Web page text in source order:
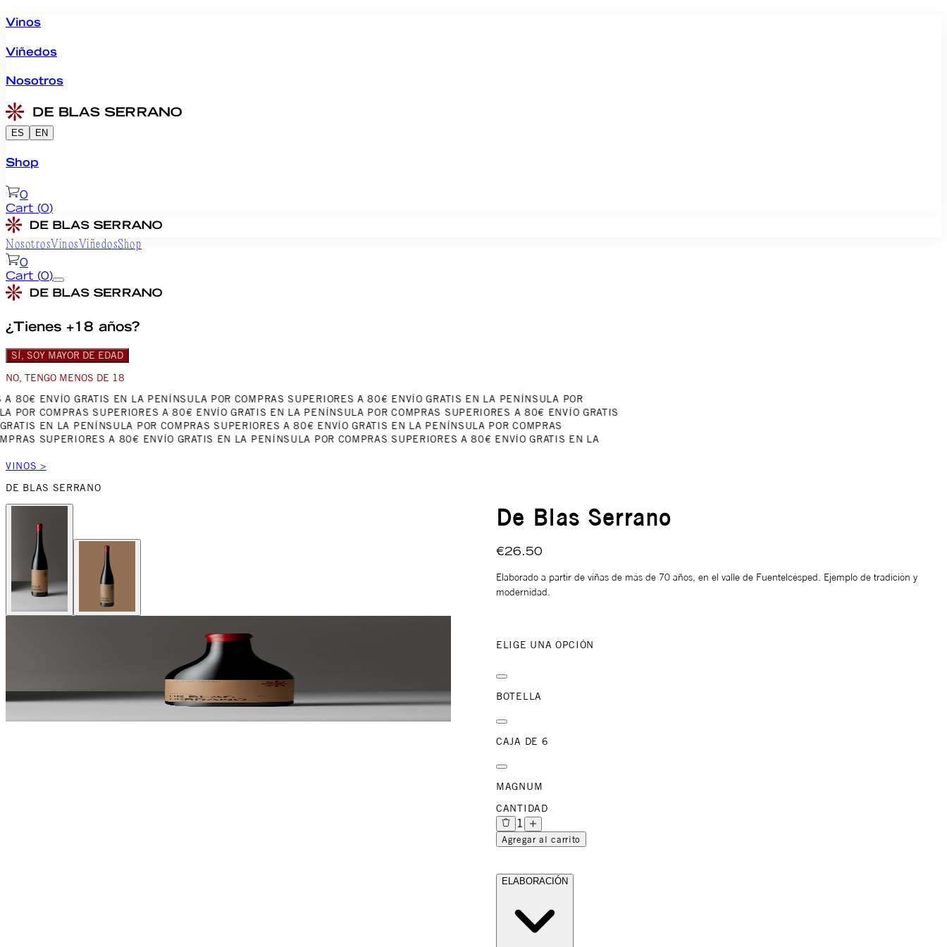
Vinos
Viñedos
Nosotros
ES EN
Shop
0
Cart (0)
NosotrosVinosViñedosShop
0
Cart (0)
¿Tienes +18 años?
SÍ, SOY MAYOR DE EDAD
NO, TENGO MENOS DE 18
A 80€ENVÍO GRATIS EN LA PENÍNSULA POR COMPRAS SUPERIORES A 80€ENVÍO GRATIS EN LA PENÍNSULA POR
POR COMPRAS SUPERIORES A 80€ENVÍO GRATIS EN LA PENÍNSULA POR COMPRAS SUPERIORES A 80€ENVÍO GRATIS
EN LA PENÍNSULA POR COMPRAS SUPERIORES A 80€ENVÍO GRATIS EN LA PENÍNSULA POR COMPRAS
SUPERIORES A 80€ENVÍO GRATIS EN LA PENÍNSULA POR COMPRAS SUPERIORES A 80€ENVÍO GRATIS EN LA
VINOS >
DE BLAS SERRANO
De Blas Serrano
€26.50
Elaborado a partir de viñas de más de 70 años, en el valle de Fuentelcésped. Ejemplo de tradición y
modernidad.
ELIGE UNA OPCIÓN
BOTELLA
CAJA DE 6
MAGNUM
CANTIDAD
1
Agregar al carrito
ELABORACIÓN